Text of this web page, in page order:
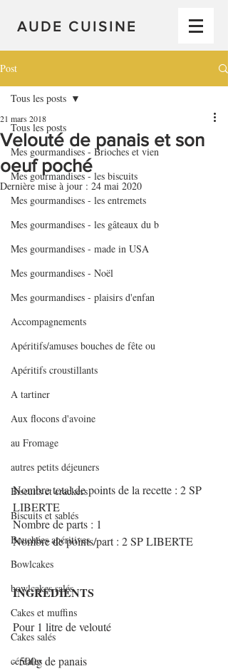
AUDE CUISINE
Post
Tous les posts
Mes gourmandises - Brioches et vien
Mes gourmandises - les biscuits
Mes gourmandises - les entremets
Mes gourmandises - les gâteaux du b
Mes gourmandises - made in USA
Mes gourmandises - Noël
Mes gourmandises - plaisirs d'enfan
Accompagnements
Apéritifs/amuses bouches de fête ou
Apéritifs croustillants
A tartiner
Aux flocons d'avoine
au Fromage
autres petits déjeuners
Biscuits et crackers
Biscuits et sablés
Bouchées apéritives
Bowlcakes
bowlcakes salés
Cakes et muffins
Cakes salés
céréales
Tous les posts
Velouté de panais et son
oeuf poché
21 mars 2018
Dernière mise à jour : 24 mai 2020
Nombre total de points de la recette : 2 SP
LIBERTE
Nombre de parts : 1
Nombre de points/part : 2 SP LIBERTE
INGREDIENTS
Pour 1 litre de velouté
- 500g de panais